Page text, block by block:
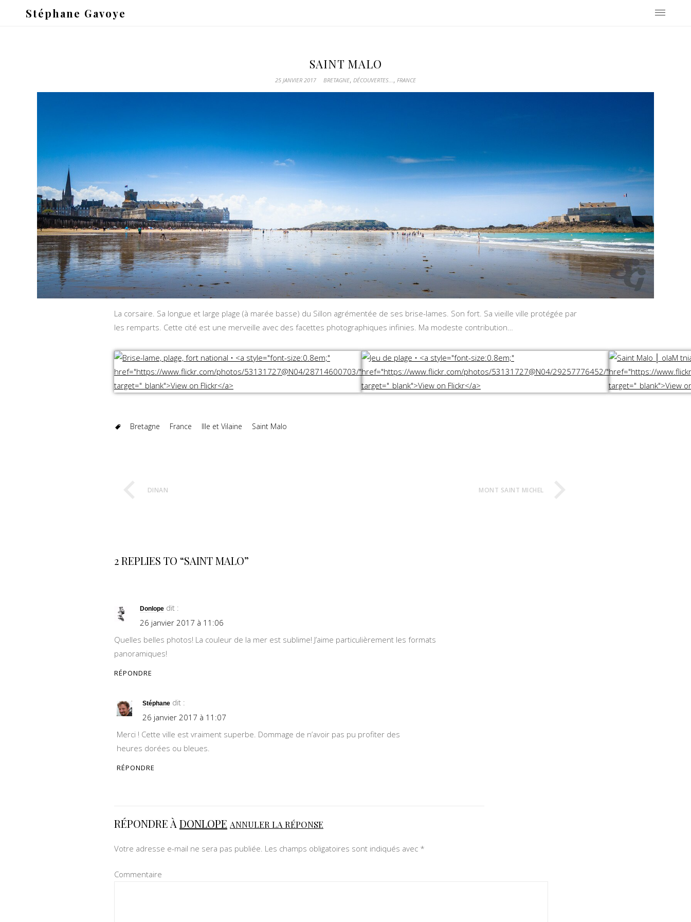
Stéphane Gavoye
SAINT MALO
25 JANVIER 2017 BRETAGNE, DÉCOUVERTES..., FRANCE
La corsaire. Sa longue et large plage (à marée basse) du Sillon agrémentée de ses brise-lames. Son fort. Sa vieille ville protégée par
les remparts. Cette cité est une merveille avec des facettes photographiques infinies. Ma modeste contribution…
Bretagne France Ille et Vilaine Saint Malo
DINAN MONT SAINT MICHEL
2 REPLIES TO “SAINT MALO”
Donlope dit :
26 janvier 2017 à 11:06
Quelles belles photos! La couleur de la mer est sublime! J’aime particulièrement les formats
panoramiques!
RÉPONDRE
Stéphane dit :
26 janvier 2017 à 11:07
Merci ! Cette ville est vraiment superbe. Dommage de n’avoir pas pu profiter des
heures dorées ou bleues.
RÉPONDRE
RÉPONDRE À DONLOPE ANNULER LA RÉPONSE
Votre adresse e-mail ne sera pas publiée. Les champs obligatoires sont indiqués avec *
Commentaire